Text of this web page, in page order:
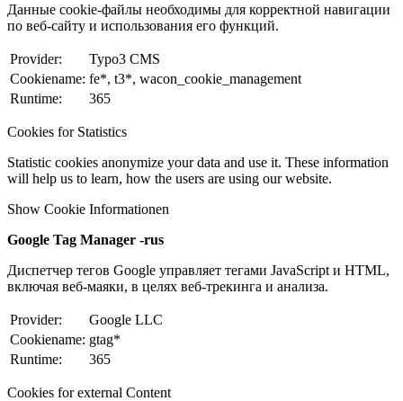
Данные cookie-файлы необходимы для корректной навигации
по веб-сайту и использования его функций.
Provider:
Typo3 CMS
Cookiename: fe*, t3*, wacon_cookie_management
Runtime:
365
Cookies for Statistics
Statistic cookies anonymize your data and use it. These information
will help us to learn, how the users are using our website.
Show Cookie Informationen
Google Tag Manager -rus
Диспетчер тегов Google управляет тегами JavaScript и HTML,
включая веб-маяки, в целях веб-трекинга и анализа.
Provider:
Google LLC
Cookiename: gtag*
Runtime:
365
Cookies for external Content